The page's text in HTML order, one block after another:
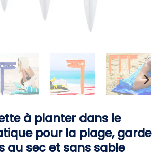
à planter dans le
pour la plage, garde
au sec et sans sable